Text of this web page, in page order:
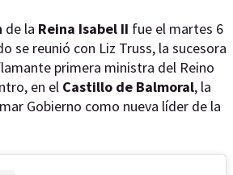
de la Reina Isabel II fue el martes 6
se reunió con Liz Truss, la sucesora
primera ministra del Reino
en el Castillo de Balmoral, la
Gobierno como nueva líder de la